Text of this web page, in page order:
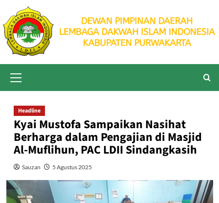
content
Menu
Headline
Kyai Mustofa Sampaikan Nasihat
Berharga dalam Pengajian di Masjid
Al-Muflihun, PAC LDII Sindangkasih
Sauzan 5 Agustus 2025